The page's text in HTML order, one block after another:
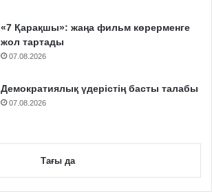
«7 Қарақшы»: жаңа фильм көрерменге
жол тартады
07.08.2026
Демократиялық үдерістің басты талабы
07.08.2026
Тағы да